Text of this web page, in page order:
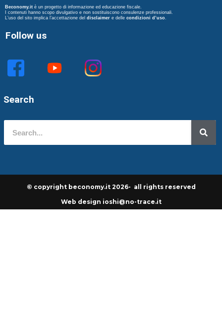
Beconomy.it è un progetto di informazione ed educazione fiscale.
I contenuti hanno scopo divulgativo e non sostituiscono consulenze professionali.
L’uso del sito implica l’accettazione del disclaimer e delle condizioni d’uso.
Follow us
Search
© copyright beconomy.it 2026- all rights reserved
Web design ioshi@no-trace.it